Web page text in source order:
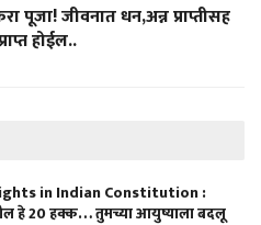
पूजा! जीवनात धन,अन्न प्राप्तीसह
होईल..
in Indian Constitution :
हे 20 हक्क… तुमच्या आयुष्याला बदलू